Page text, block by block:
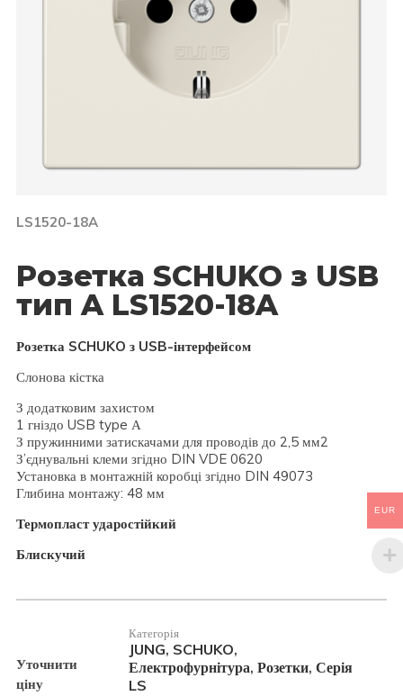
LS1520-18A
Розетка SCHUKO з USB
тип A LS1520-18A
Розетка SCHUKO з USB-інтерфейсом
Слонова кістка
З додатковим захистом
1 гніздо USB type А
З пружинними затискачами для проводів до 2,5 мм2
З’єднувальні клеми згідно DIN VDE 0620
Установка в монтажній коробці згідно DIN 49073
Глибина монтажу: 48 мм
Термопласт ударостійкий
Блискучий
Уточнити
ціну
Категорія
JUNG, SCHUKO,
Електрофурнітура, Розетки, Серія
LS
EUR